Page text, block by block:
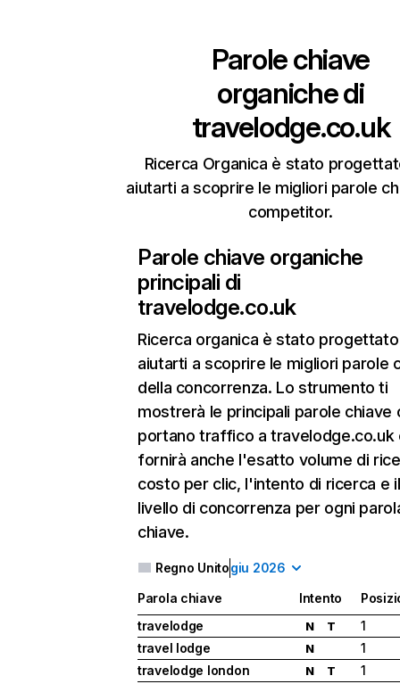
Parole chiave
organiche di
travelodge.co.uk
Ricerca Organica è stato
aiutarti a scoprire le migliori parole
competitor.
Parole chiave organiche
principali di
travelodge.co.uk
Ricerca organica è stato
aiutarti a scoprire le migliori parole
della concorrenza. Lo strumento ti
mostrerà le principali parole chiave
portano traffico a travelodge.co.uk
fornirà anche l'esatto volume di
costo per clic, l'intento di ricerca e il
livello di concorrenza per ogni
chiave.
Regno Unitogiu 2026
Parola chiave Intento
travelodge
N T
1
travel lodge
N
1
travelodge london
N T
1